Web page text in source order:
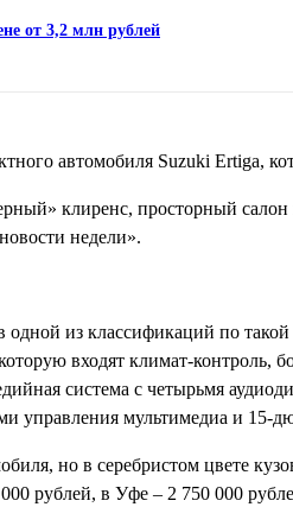
от 3,2 млн рублей
автомобиля Suzuki Ertiga,
клиренс, просторный
недели».
из классификаций по
входят климат-контроль,
система с четырьмя
управления мультимедиа и 15-
но в серебристом цвете
рублей, в Уфе – 2 750 000